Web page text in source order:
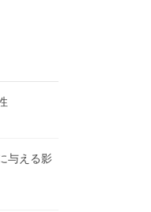
与える影